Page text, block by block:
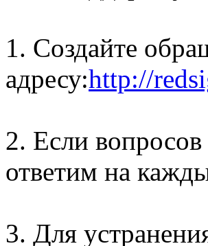
1. Создайте
адресу:http://
2. Если
ответим на
3. Для